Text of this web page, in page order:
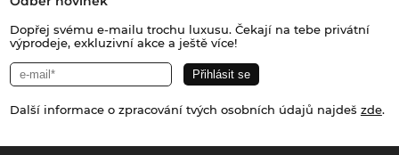
Dopřej svému e-mailu trochu luxusu. Čekají na tebe privátní
výprodeje, exkluzivní akce a ještě více!
Další informace o zpracování tvých osobních údajů najdeš zde.